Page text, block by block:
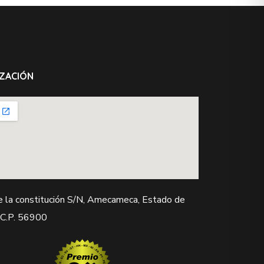
la constitución S/N, Amecameca, Estado de
56900